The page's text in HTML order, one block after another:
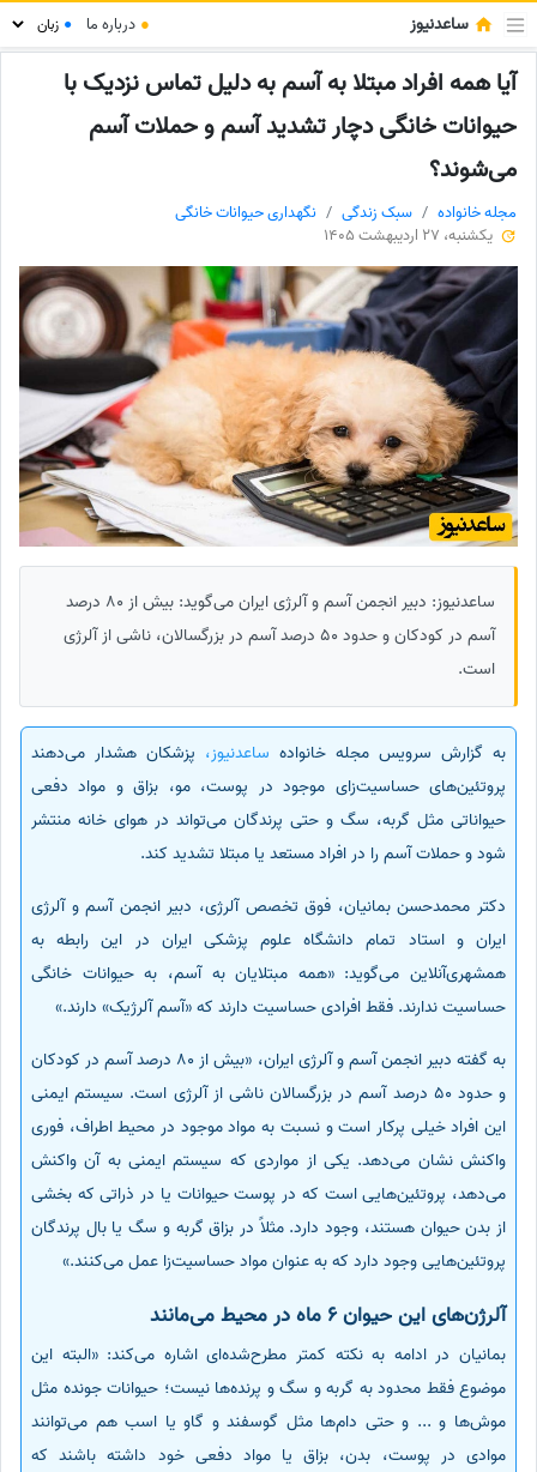
ساعدنیوز ● درباره ما ●
آیا همه افراد مبتلا به آسم به دلیل تماس نزدیک با
حیوانات خانگی دچار تشدید آسم و حملات آسم
می‌شوند؟
مجله خانواده سبک زندگی
نگهداری حیوانات خانگی
یکشنبه، 27 اردیبهشت 1405
ساعدنیوز: دبیر انجمن آسم و آلرژی ایران می‌گوید: بیش از 80 درصد
آسم در کودکان و حدود 50 درصد آسم در بزرگسالان، ناشی از آلرژی
است.
به گزارش سرویس مجله خانواده ساعدنیوز، پزشکان هشدار می‌دهند
پروتئین‌های حساسیت‌زای موجود در پوست، مو، بزاق و مواد دفعی
حیواناتی مثل گربه، سگ و حتی پرندگان می‌تواند در هوای خانه منتشر
شود و حملات آسم را در افراد مستعد یا مبتلا تشدید کند.
دکتر محمدحسن بمانیان، فوق تخصص آلرژی، دبیر انجمن آسم و آلرژی
ایران و استاد تمام دانشگاه علوم پزشکی ایران در این رابطه به
همشهری‌آنلاین می‌گوید: «همه مبتلایان به آسم، به حیوانات خانگی
حساسیت ندارند. فقط افرادی حساسیت دارند که «آسم آلرژیک» دارند.»
به گفته دبیر انجمن آسم و آلرژی ایران، «بیش از 80 درصد آسم در کودکان
و حدود 50 درصد آسم در بزرگسالان ناشی از آلرژی است. سیستم ایمنی
این افراد خیلی پرکار است و نسبت به مواد موجود در محیط اطراف، فوری
واکنش نشان می‌دهد. یکی از مواردی که سیستم ایمنی به آن واکنش
می‌دهد، پروتئین‌هایی است که در پوست حیوانات یا در ذراتی که بخشی
از بدن حیوان هستند، وجود دارد. مثلاً در بزاق گربه و سگ یا بال پرندگان
پروتئین‌هایی وجود دارد که به‌ عنوان مواد حساسیت‌زا عمل می‌کنند.»
آلرژن‌های این حیوان 6 ماه در محیط می‌مانند
بمانیان در ادامه به نکته‌ کمتر مطرح‌شده‌ای اشاره می‌کند: «البته این
موضوع فقط محدود به گربه و سگ و پرنده‌ها نیست؛ حیوانات جونده مثل
موش‌ها و ... و حتی دام‌ها مثل گوسفند و گاو یا اسب هم می‌توانند
موادی در پوست، بدن، بزاق یا مواد دفعی خود داشته باشند که